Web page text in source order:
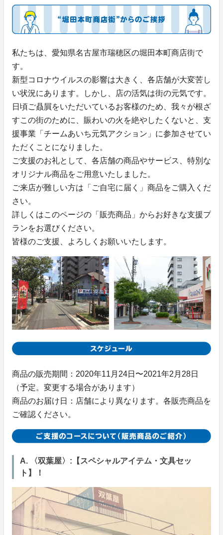
私たちは、愛知県名古屋市瑞穂区の堀田本町商店街で
す。
新型コロナウイルスの影響は大きく、各店舗が大変苦し
い状況にあります。しかし、店の活気は街の元気です。
日頃ご贔屓をいただいているお客様のため、我々が根ざ
すこの街のために、賑わいの火を絶やしたくないと、支
援事業「チームあいち元気アクション」に参加させてい
ただくことになりました。
ご支援のお礼として、各店舗の商品やサービス、特別な
オリジナル商品をご用意いたしました。
ご来店が難しい方は「ご自宅に届く」商品をご購入くだ
さい。
詳しくはこのページの「販売商品」からお好きな支援プ
ランをお選びください。
皆様のご支援、よろしくお願いいたします。
商品の販売期間：2020年11月24日〜2021年2月28日
（予定。変更する場合があります）
商品のお届け日：店舗により異なります。各販売商品を
ご確認ください。
A. 〈双葉屋〉:【スペシャルアイテム・文具セッ
ト】！